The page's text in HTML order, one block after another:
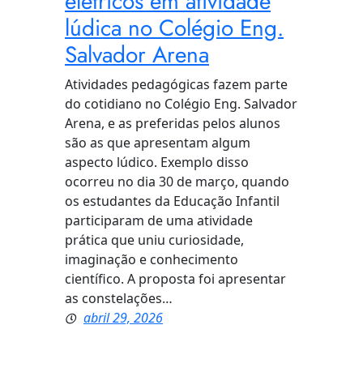
lúdica no Colégio Eng.
Salvador Arena
Atividades pedagógicas fazem parte
do cotidiano no Colégio Eng. Salvador
Arena, e as preferidas pelos alunos
são as que apresentam algum
aspecto lúdico. Exemplo disso
ocorreu no dia 30 de março, quando
os estudantes da Educação Infantil
participaram de uma atividade
prática que uniu curiosidade,
imaginação e conhecimento
científico. A proposta foi apresentar
as constelações…
abril 29, 2026